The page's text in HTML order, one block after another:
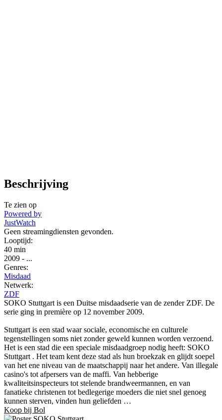
Beschrijving
Te zien op
Powered by
JustWatch
Geen streamingdiensten gevonden.
Looptijd:
40 min
2009 - ...
Genres:
Misdaad
Netwerk:
ZDF
SOKO Stuttgart is een Duitse misdaadserie van de zender ZDF. De
serie ging in première op 12 november 2009.
Stuttgart is een stad waar sociale, economische en culturele
tegenstellingen soms niet zonder geweld kunnen worden verzoend.
Het is een stad die een speciale misdaadgroep nodig heeft: SOKO
Stuttgart . Het team kent deze stad als hun broekzak en glijdt soepel
van het ene niveau van de maatschappij naar het andere. Van illegale
casino's tot afpersers van de maffi. Van hebberige
kwaliteitsinspecteurs tot stelende brandweermannen, en van
fanatieke christenen tot bedlegerige moeders die niet snel genoeg
kunnen sterven, vinden hun geliefden …
Koop bij Bol